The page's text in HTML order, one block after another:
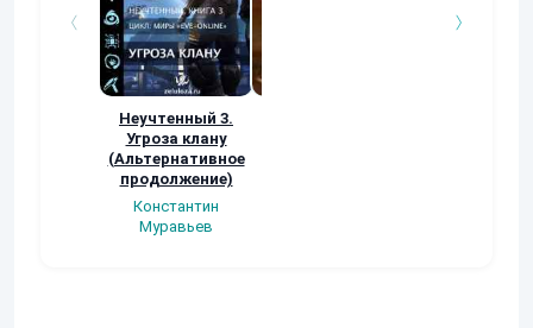
Неучтенный 3.
Угроза клану
(Альтернативное
продолжение)
Константин
Муравьев